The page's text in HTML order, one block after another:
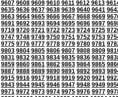
9607 9608 9609 9610 9611 9612 9613
9635 9636 9637 9638 9639 9640 9641
9663 9664 9665 9666 9667 9668 9669
9691 9692 9693 9694 9695 9696 9697
9719 9720 9721 9722 9723 9724 9725
9747 9748 9749 9750 9751 9752 9753
9775 9776 9777 9778 9779 9780 9781
9803 9804 9805 9806 9807 9808 9809
9831 9832 9833 9834 9835 9836 9837
9859 9860 9861 9862 9863 9864 9865
9887 9888 9889 9890 9891 9892 9893
9915 9916 9917 9918 9919 9920 9921
9943 9944 9945 9946 9947 9948 9949
9971 9972 9973 9974 9975 9976 9977